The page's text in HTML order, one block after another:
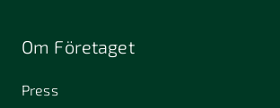
Om Företaget
Press